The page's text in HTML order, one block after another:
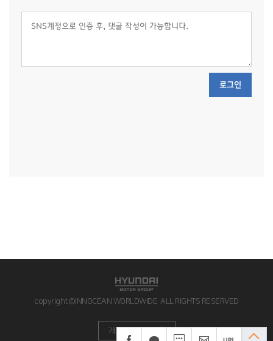
로그인
copyright©INNOCEAN WORLDWIDE. ALL RIGHTS RESERVED
개인정보처리방침